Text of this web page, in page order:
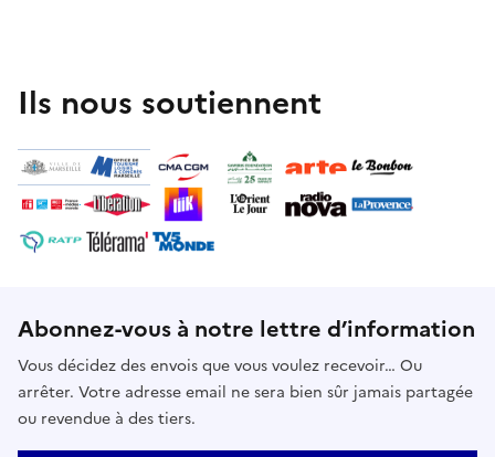
Ils nous soutiennent
Abonnez-vous à notre lettre d’information
Vous décidez des envois que vous voulez recevoir… Ou
arrêter. Votre adresse email ne sera bien sûr jamais partagée
ou revendue à des tiers.